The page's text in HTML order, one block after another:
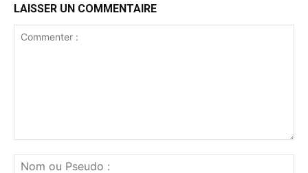
LAISSER UN COMMENTAIRE